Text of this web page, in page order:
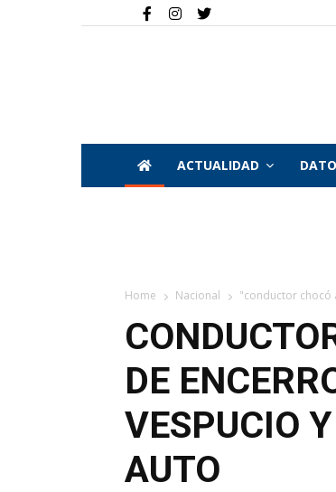
ACTUALIDAD
Home Nacional "conductor chocó
DE
VESPUCIO
AUTO